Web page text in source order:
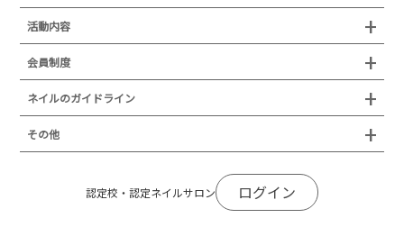
所在地
プレスリリース
叙勲・褒章・受賞・表彰
通常総会について
JNAフットケア理論検定試験
ネイリスト技能検定試験（JNEC主催）
JNAネイリスト技能検定国際試験
JNAネイリストキャリアパス講習会
JNAオフィシャル教材
認定制度
認定校
活動内容
ネイルエキスポ
ネイルオブザイヤー
全日本ネイリスト選手権・地区大会
セミナー
セミナー
JNAスーパーライブ
ネイルサロン衛生管理士講習会
JNAネイルサロン等化学物質管理講習会
ネイルトレンド
ネイルトレンド
トレンドプロジェクトメンバー
会員制度
会員制度
法人会員
ネイルのガイドライン
新型コロナ感染症関連
コンプライアンス／法令遵守
その他
サポートネイルサロン制度
認定校・認定ネイルサロン ログイン